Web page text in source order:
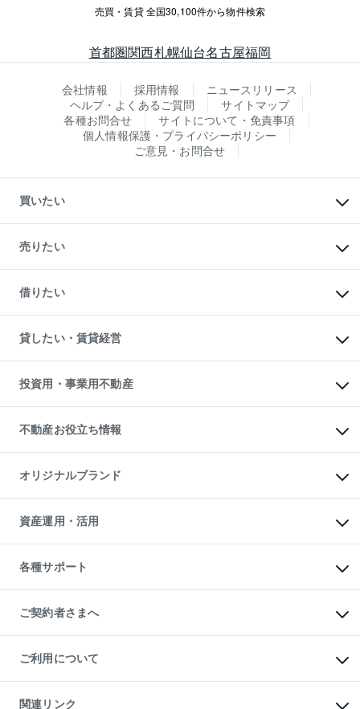
売買・賃貸 全国30,100件から物件検索
首都圏関西札幌仙台名古屋福岡
会社情報 採用情報
ニュースリリース
ヘルプ・よくあるご質問
サイトマップ
各種お問合せ
サイトについて・免責事項
個人情報保護・プライバシーポリシー
ご意見・お問合せ
買いたい
新築・分譲マンションの購入
中古マンションの購入
一戸建ての購入
中古一戸建ての購入
不動産購入の流れ
注目キーワード物件特集
購入ガイド
English 繁体中文簡体中文
売りたい
一戸建ての売却・査定
土地の売却・査定
スピードAI査定
不動産査定について
不動産売却の流れ
不動産買換えの流れ
売却ガイド
借りたい
オフィス・店舗の賃貸
借りるときの流れ
借りるガイド
貸したい・賃貸経営
マンション賃料データ
賃貸管理プラン
リロケーションについて
貸すガイド
投資用・事業用不動産
事業用不動産
マンション投資
投資用マンション
アパート経営
収益物件
ビル購入（ビル一棟）
投資用不動産の売却査定
事業用不動産の売却査定
不動産お役立ち情報
マンションライブラリー
人気マンションランキング
暮らしに役立つ不動産メディア
不動産相場・不動産価格情報
不動産コラム・ニュース
不動産用語集
不動産なんでもネット相談室
住まいの税金
オリジナルブランド
一棟リノベーションマンション
L`GENTE（ルジェンテ）
区分リノベーションマンション
投資用一棟レジデンスWELL
不動産小口投資
LEGACIA（レガシア）
資産運用・活用
不動産M&A
アセットマネジメント・出資
各種サポート
相続サポート
リフォームサポート
ご契約者さまへ
ご紹介・再契約特典
入居者様専用-各種ご案内（賃貸）
東急こすもす会「こすもすWeb」
ご利用について
金融商品取引について
関連リンク